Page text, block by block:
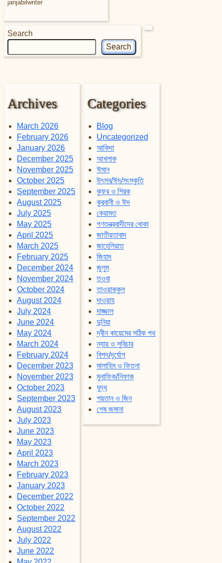
janjabilwriter
Search
Search
Archives
March 2026
February 2026
January 2026
December 2025
November 2025
October 2025
September 2025
August 2025
July 2025
May 2025
April 2025
March 2025
February 2025
December 2024
November 2024
October 2024
August 2024
July 2024
June 2024
May 2024
March 2024
February 2024
December 2023
November 2023
October 2023
September 2023
August 2023
July 2023
June 2023
May 2023
April 2023
March 2023
February 2023
January 2023
December 2022
October 2022
September 2022
August 2022
July 2022
June 2022
Categories
Blog
Uncategorized
আকিদা
আখলাক
ঈমান
উৎসব/ঈদ/সংস্কৃতি
কুফর ও শিরক
কুরবানী ও ঈদ
কেয়ামত
গণতন্ত্রবাদীদের ধোকা
জাতীয়তাবাদ
জাহেলিয়াত
জিহাদ
জুলুম
তওবা
তাওয়াককুল
দাওয়াহ
দাজ্জাল
দুনিয়া
দ্বীন কায়েমের সঠিক পথ
ন্যায় ও সুবিচার
বিপদ/দূর্যোগ
মালাহিম ও ফিতনা
মুনাফিক/নিফাক
যুদ্ধ
শয়তান ও জিন
শেষ জমানা